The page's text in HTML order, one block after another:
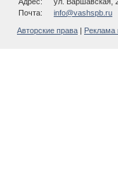
Почта:
info@vashspb.ru
Авторские права Реклама